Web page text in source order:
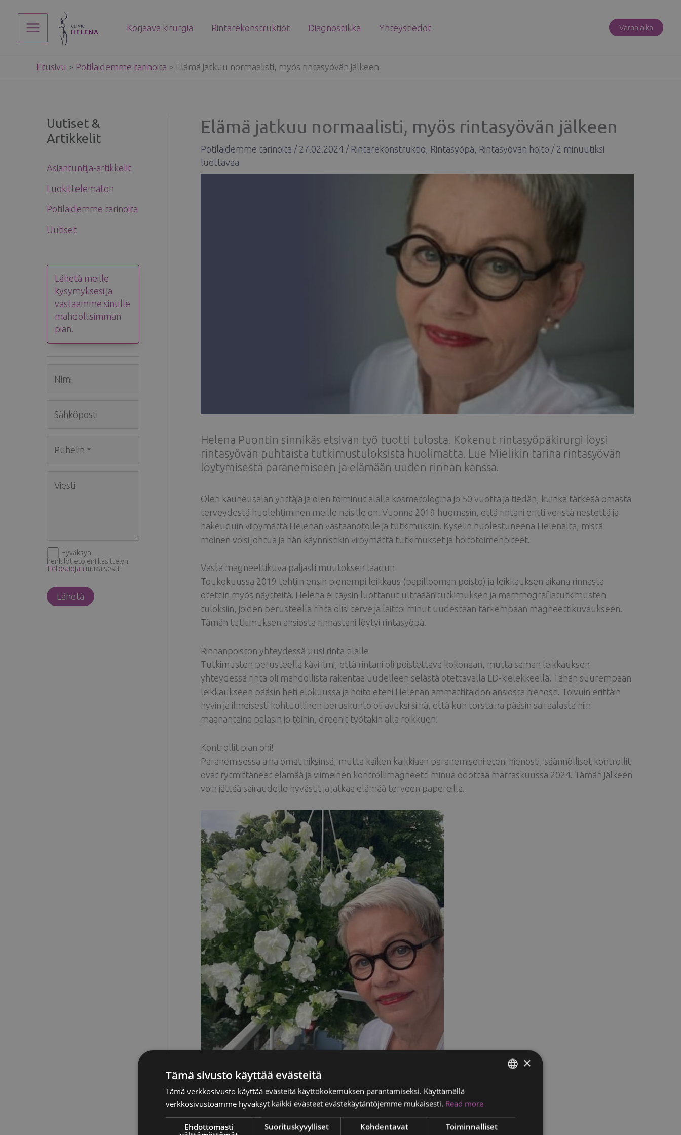
Main
Menu
Korjaava kirurgia Rintarekonstruktiot Diagnostiikka Yhteystiedot Varaa aika
Etusivu > Potilaidemme tarinoita > Elämä jatkuu normaalisti, myös rintasyövän jälkeen
Uutiset &
Artikkelit
Asiantuntija-artikkelit
Luokittelematon
Potilaidemme tarinoita
Uutiset
Lähetä meille
kysymyksesi ja
vastaamme sinulle
mahdollisimman
pian.
Hyväksyn
henkilötietojeni käsittelyn
Tietosuojan mukaisesti.
Elämä jatkuu normaalisti, myös rintasyövän jälkeen
Potilaidemme tarinoita / 27.02.2024 / Rintarekonstruktio, Rintasyöpä, Rintasyövän hoito / 2 minuutiksi
luettavaa
Helena Puontin sinnikäs etsivän työ tuotti tulosta. Kokenut rintasyöpäkirurgi löysi
rintasyövän puhtaista tutkimustuloksista huolimatta. Lue Mielikin tarina rintasyövän
löytymisestä paranemiseen ja elämään uuden rinnan kanssa.
Olen kauneusalan yrittäjä ja olen toiminut alalla kosmetologina jo 50 vuotta ja tiedän, kuinka tärkeää omasta
terveydestä huolehtiminen meille naisille on. Vuonna 2019 huomasin, että rintani eritti veristä nestettä ja
hakeuduin viipymättä Helenan vastaanotolle ja tutkimuksiin. Kyselin huolestuneena Helenalta, mistä
moinen voisi johtua ja hän käynnistikin viipymättä tutkimukset ja hoitotoimenpiteet.
Vasta magneettikuva paljasti muutoksen laadun
Toukokuussa 2019 tehtiin ensin pienempi leikkaus (papillooman poisto) ja leikkauksen aikana rinnasta
otettiin myös näytteitä. Helena ei täysin luottanut ultraäänitutkimuksen ja mammografiatutkimusten
tuloksiin, joiden perusteella rinta olisi terve ja laittoi minut uudestaan tarkempaan magneettikuvaukseen.
Tämän tutkimuksen ansiosta rinnastani löytyi rintasyöpä.
Rinnanpoiston yhteydessä uusi rinta tilalle
Tutkimusten perusteella kävi ilmi, että rintani oli poistettava kokonaan, mutta saman leikkauksen
yhteydessä rinta oli mahdollista rakentaa uudelleen selästä otettavalla LD-kielekkeellä. Tähän suurempaan
leikkaukseen pääsin heti elokuussa ja hoito eteni Helenan ammattitaidon ansiosta hienosti. Toivuin erittäin
hyvin ja ilmeisesti kohtuullinen peruskunto oli avuksi siinä, että kun torstaina pääsin sairaalasta niin
maanantaina palasin jo töihin, dreenit työtakin alla roikkuen!
Kontrollit pian ohi!
Paranemisessa aina omat niksinsä, mutta kaiken kaikkiaan paranemiseni eteni hienosti, säännölliset kontrollit
ovat rytmittäneet elämää ja viimeinen kontrollimagneetti minua odottaa marraskuussa 2024. Tämän jälkeen
voin jättää sairaudelle hyvästit ja jatkaa elämää terveen papereilla.
×
Tämä sivusto käyttää evästeitä
Tämä verkkosivusto käyttää evästeitä käyttökokemuksen parantamiseksi. Käyttämällä
verkkosivustoamme hyväksyt kaikki evästeet evästekäytäntöjemme mukaisesti. Read more
Ehdottomasti
Suorituskyvylliset Kohdentavat Toiminnalliset